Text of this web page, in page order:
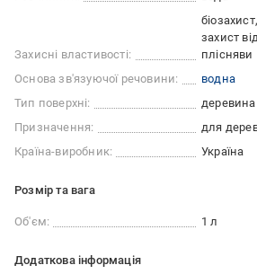
Захисні властивості:
біозахист
захист
плісняви
Основа зв'язуючої речовини:
водна
Тип поверхні:
деревина
Призначення:
для
Країна-виробник:
Україна
Розмір та вага
Об'єм: 1 л
Додаткова інформація